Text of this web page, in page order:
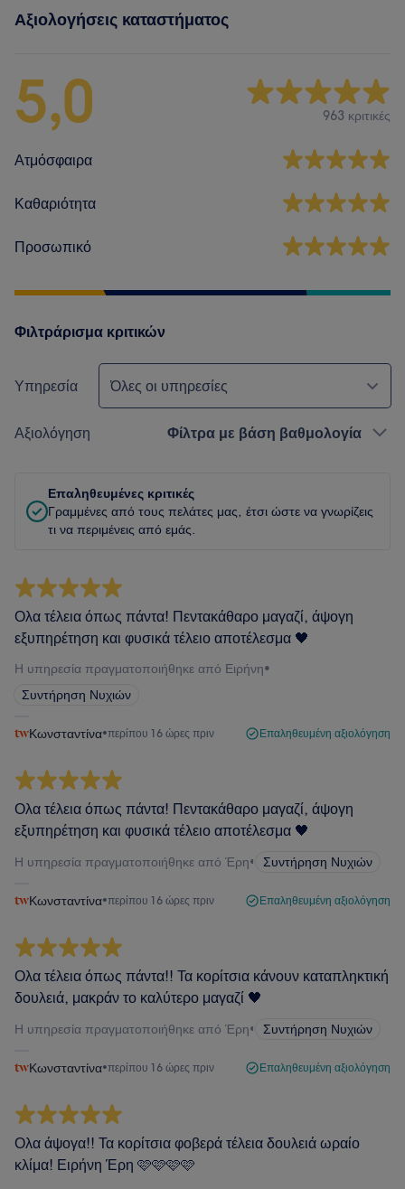
Αξιολογήσεις καταστήματος
5,0 963 κριτικές
Ατμόσφαιρα
Καθαριότητα
Προσωπικό
Φιλτράρισμα κριτικών
Υπηρεσία Όλες οι υπηρεσίες
Αξιολόγηση Φίλτρα με βάση βαθμολογία
Επαληθευμένες κριτικές
Γραμμένες από τους πελάτες μας, έτσι ώστε να γνωρίζεις
τι να περιμένεις από εμάς.
Ολα τέλεια όπως πάντα! Πεντακάθαρο μαγαζί, άψογη
εξυπηρέτηση και φυσικά τέλειο αποτέλεσμα 🖤
Η υπηρεσία πραγματοποιήθηκε από Ειρήνη•
Συντήρηση Νυχιών
Κωνσταντίνα•περίπου 16 ώρες πριν Επαληθευμένη αξιολόγηση
Ολα τέλεια όπως πάντα! Πεντακάθαρο μαγαζί, άψογη
εξυπηρέτηση και φυσικά τέλειο αποτέλεσμα 🖤
Η υπηρεσία πραγματοποιήθηκε από Έρη• Συντήρηση Νυχιών
Κωνσταντίνα•περίπου 16 ώρες πριν Επαληθευμένη αξιολόγηση
Ολα τέλεια όπως πάντα!! Τα κορίτσια κάνουν καταπληκτική
δουλειά, μακράν το καλύτερο μαγαζί 🖤
Η υπηρεσία πραγματοποιήθηκε από Έρη• Συντήρηση Νυχιών
Κωνσταντίνα•περίπου 16 ώρες πριν Επαληθευμένη αξιολόγηση
Ολα άψογα!! Τα κορίτσια φοβερά τέλεια δουλειά ωραίο
κλίμα! Ειρήνη Έρη 🩷🩷🩷🩷